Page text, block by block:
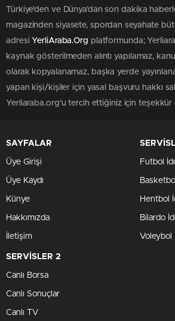
Türkiye'den ve Dünya’dan son dakika
magazinden siyasete, spordan seyahate
adresi YerliAraba.Org platformunda;
kaynak gösterilmeden alıntı yapılamaz,
olarak kopyalanamaz, başka yerde
yapan kişi/kişiler için yasal başvuru hakkı
Yerliaraba.org'u tercih ettiğiniz için teşekkür
SAYFALAR
Üye Girişi
Üye Kaydı
Künye
Hakkımızda
İletişim
Futbol
Hentbol
Bilardo
Voleybol
SERVİSLER 2
Canlı Borsa
Canlı Sonuçlar
Canlı TV